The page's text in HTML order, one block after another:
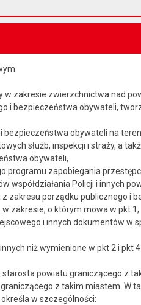
w zakresie zwierzchnictwa nad
i bezpieczeństwa obywateli,
bezpieczeństwa obywateli na
służb, inspekcji i straży, a
obywateli,
programu zapobiegania
współdziałania Policji i innych
zakresu porządku publicznego i
zakresie, o którym mowa w pkt 1,
i innych dokumentów w
niż wymienione w pkt 2 i
powiatu graniczącego z
z takim miastem. W
w szczególności: